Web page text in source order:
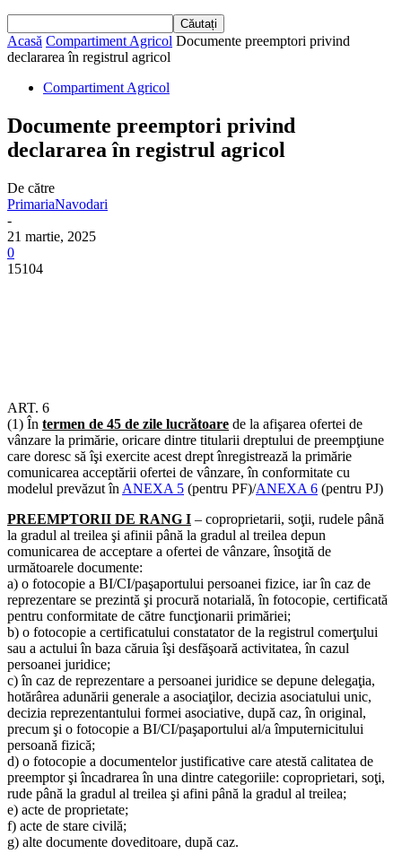
Acasă Compartiment Agricol Documente preemptori privind
declararea în registrul agricol
Compartiment Agricol
Documente preemptori privind
declararea în registrul agricol
De către
PrimariaNavodari
-
21 martie, 2025
0
15104
ART. 6
(1) În termen de 45 de zile lucrătoare de la afişarea ofertei de
vânzare la primărie, oricare dintre titularii dreptului de preempţiune
care doresc să îşi exercite acest drept înregistrează la primărie
comunicarea acceptării ofertei de vânzare, în conformitate cu
modelul prevăzut în ANEXA 5 (pentru PF)/ANEXA 6 (pentru PJ)
PREEMPTORII DE RANG I – coproprietarii, soţii, rudele până
la gradul al treilea şi afinii până la gradul al treilea depun
comunicarea de acceptare a ofertei de vânzare, însoţită de
următoarele documente:
a) o fotocopie a BI/CI/paşaportului persoanei fizice, iar în caz de
reprezentare se prezintă şi procură notarială, în fotocopie, certificată
pentru conformitate de către funcţionarii primăriei;
b) o fotocopie a certificatului constatator de la registrul comerţului
sau a actului în baza căruia îşi desfăşoară activitatea, în cazul
persoanei juridice;
c) în caz de reprezentare a persoanei juridice se depune delegaţia,
hotărârea adunării generale a asociaţilor, decizia asociatului unic,
decizia reprezentantului formei asociative, după caz, în original,
precum şi o fotocopie a BI/CI/paşaportului al/a împuternicitului
persoană fizică;
d) o fotocopie a documentelor justificative care atestă calitatea de
preemptor şi încadrarea în una dintre categoriile: coproprietari, soţi,
rude până la gradul al treilea şi afini până la gradul al treilea;
e) acte de proprietate;
f) acte de stare civilă;
g) alte documente doveditoare, după caz.